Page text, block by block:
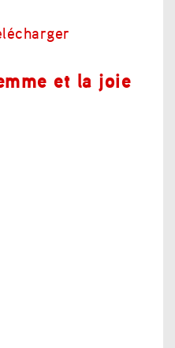
et la joie